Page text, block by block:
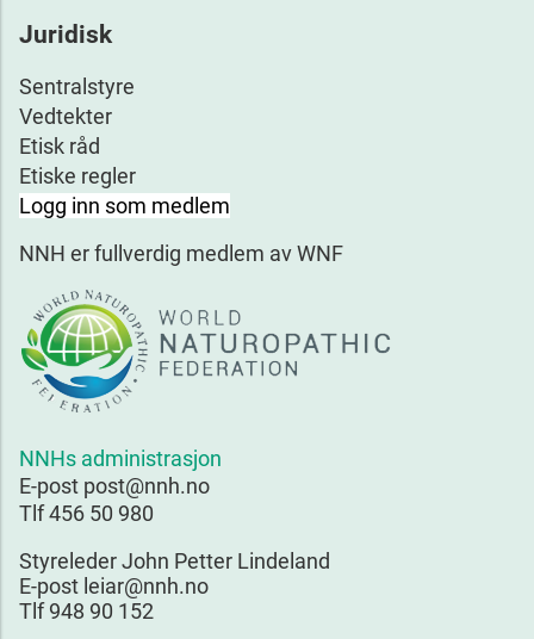
Juridisk
Sentralstyre
Vedtekter
Etisk råd
Etiske regler
Logg inn som medlem
NNH er fullverdig medlem av WNF
NNHs administrasjon
E-post post@nnh.no
Tlf 456 50 980
Styreleder John Petter Lindeland
E-post leiar@nnh.no
Tlf 948 90 152